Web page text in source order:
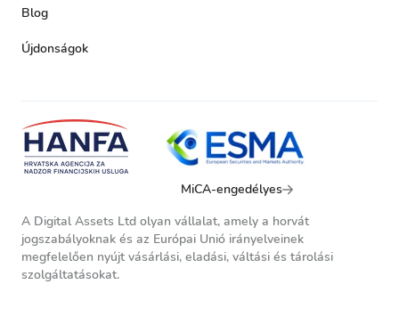
Blog
Újdonságok
MiCA-engedélyes
A Digital Assets Ltd olyan vállalat, amely a horvát
jogszabályoknak és az Európai Unió irányelveinek
megfelelően nyújt vásárlási, eladási, váltási és tárolási
szolgáltatásokat.